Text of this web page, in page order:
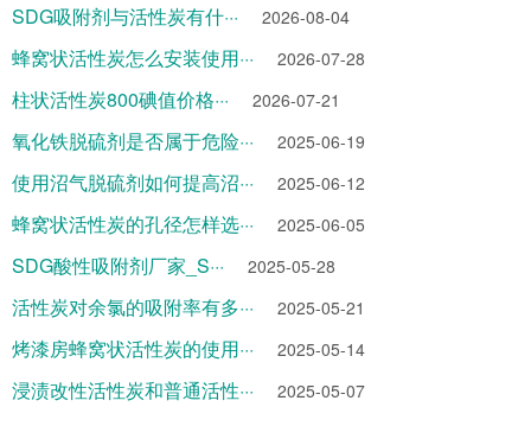
SDG吸附剂与活性炭有什··· 2026-08-04
蜂窝状活性炭怎么安装使用··· 2026-07-28
柱状活性炭800碘值价格··· 2026-07-21
氧化铁脱硫剂是否属于危险··· 2025-06-19
使用沼气脱硫剂如何提高沼··· 2025-06-12
蜂窝状活性炭的孔径怎样选··· 2025-06-05
SDG酸性吸附剂厂家_S··· 2025-05-28
活性炭对余氯的吸附率有多··· 2025-05-21
烤漆房蜂窝状活性炭的使用··· 2025-05-14
浸渍改性活性炭和普通活性··· 2025-05-07